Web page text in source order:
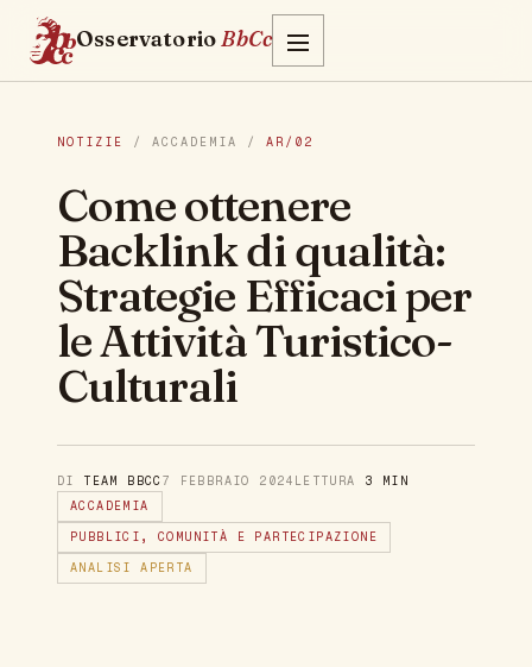
OsservatorioBbCc
NOTIZIE / ACCADEMIA / AR/02
Come ottenere
Backlink di qualità:
Strategie Efficaci per
le Attività Turistico-
Culturali
DI TEAM BBCC7 FEBBRAIO 2024 LETTURA 3 MIN
ACCADEMIA
PUBBLICI, COMUNITÀ E PARTECIPAZIONE
ANALISI APERTA